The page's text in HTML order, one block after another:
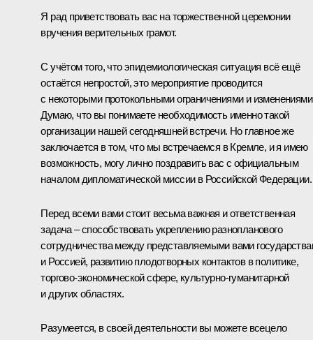
Я рад приветствовать вас на торжественной церемонии
вручения верительных грамот.
С учётом того, что эпидемиологическая ситуация всё ещё
остаётся непростой, это мероприятие проводится
с некоторыми протокольными ограничениями и
Думаю, что вы понимаете необходимость именно такой
организации нашей сегодняшней встречи. Но главное же
заключается в том, что мы встречаемся в Кремле, и я имею
возможность, могу лично поздравить вас с официальным
началом дипломатической миссии в Российской Федерации.
Перед всеми вами стоит весьма важная и ответственная
задача – способствовать укреплению разнопланового
сотрудничества между представляемыми вами
и Россией, развитию плодотворных контактов в политике,
торгово-экономической сфере, культурно-гуманитарной
и других областях.
Разумеется, в своей деятельности вы можете всецело